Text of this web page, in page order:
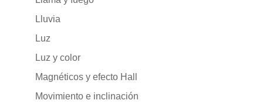
Lluvia
Luz
Luz y color
Magnéticos y efecto Hall
Movimiento e inclinación